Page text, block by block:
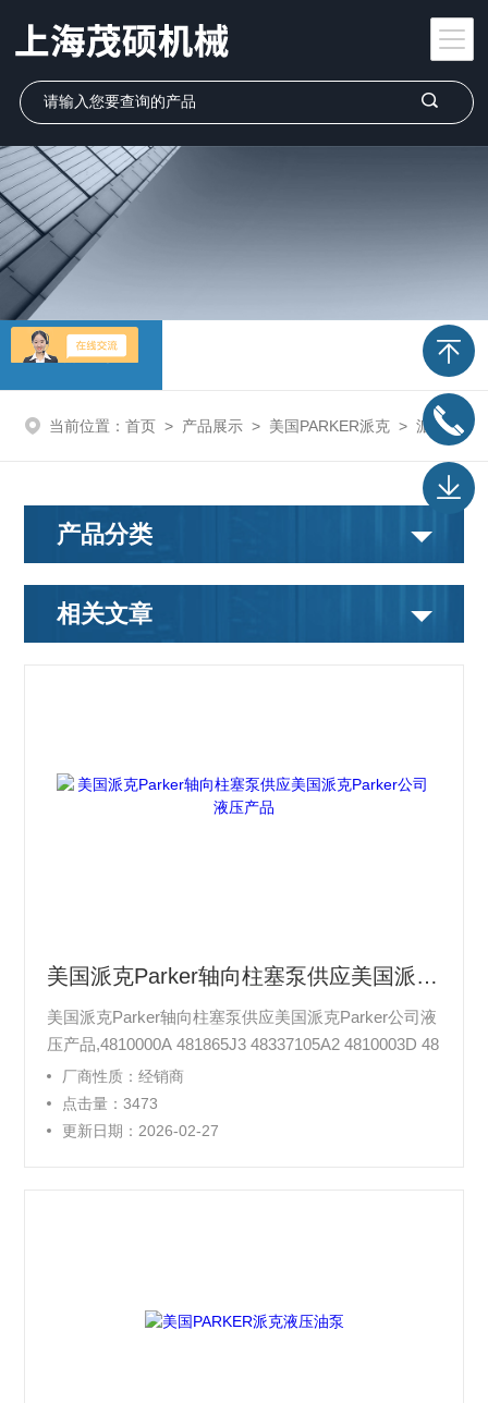
产品展示
当前位置： 首页 > 产品展示 > 美国PARKER派克 > 派克PARKER泵
产品分类
相关文章
美国派克Parker轴向柱塞泵供应美国派克Parker公司液压产品
美国派克Parker轴向柱塞泵供应美国派克Parker公司液
压产品,4810000A 481865J3 48337105A2 4810003D 48
1865K8 48337105A4 4810004K 48216001N7 48337105
C1 4810005P 482245C7 48337105C2 4810006J 48260
53D 48337105C4
厂商性质：经销商
点击量：3473
更新日期：2026-02-27